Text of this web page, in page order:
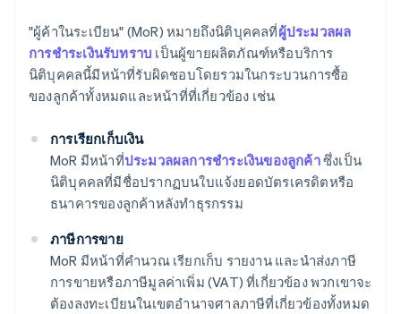
"ผู้ค้าในระเบียน" (MoR) หมายถึงนิติบุคคลที่ผู้ประมวลผล
การชําระเงินรับทราบ เป็นผู้ขายผลิตภัณฑ์หรือบริการ
นิติบุคคลนี้มีหน้าที่รับผิดชอบโดยรวมในกระบวนการซื้อ
ของลูกค้าทั้งหมดและหน้าที่ที่เกี่ยวข้อง เช่น
การเรียกเก็บเงิน
MoR มีหน้าที่ประมวลผลการชําระเงินของลูกค้าซึ่งเป็น
นิติบุคคลที่มีชื่อปรากฏบนใบแจ้งยอดบัตรเครดิตหรือ
ธนาคารของลูกค้าหลังทําธุรกรรม
ภาษีการขาย
MoR มีหน้าที่คํานวณ เรียกเก็บ รายงาน และนําส่งภาษี
การขายหรือภาษีมูลค่าเพิ่ม (VAT) ที่เกี่ยวข้อง พวกเขาจะ
ต้องลงทะเบียนในเขตอํานาจศาลภาษีที่เกี่ยวข้องทั้งหมด